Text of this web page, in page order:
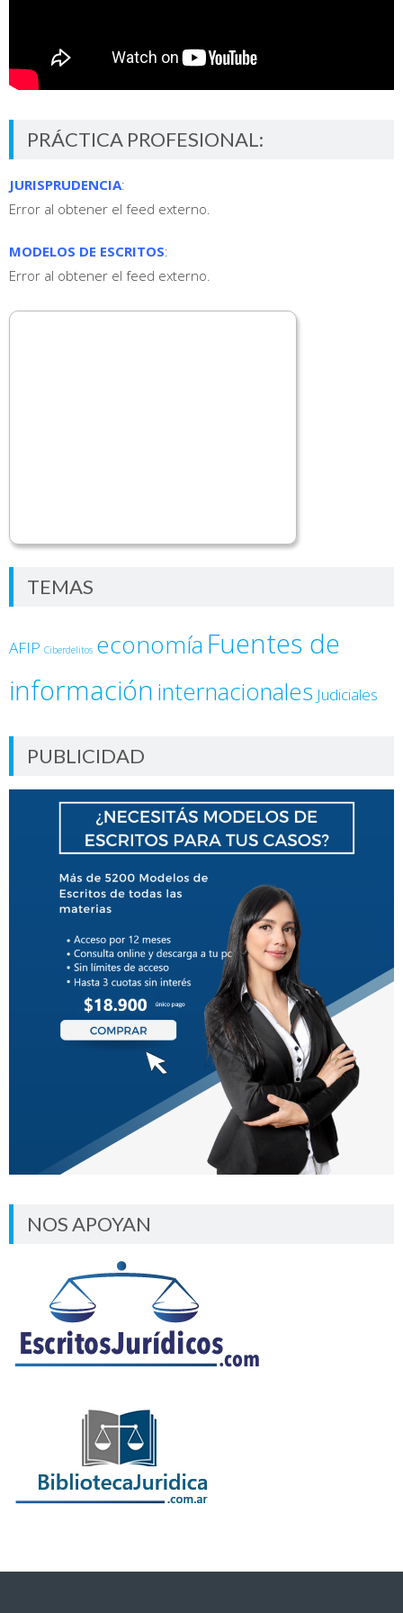
PRÁCTICA PROFESIONAL:
JURISPRUDENCIA:
Error al obtener el feed externo.
MODELOS DE ESCRITOS:
Error al obtener el feed externo.
TEMAS
AFIP Ciberdelitos economía Fuentes de
información internacionales Judiciales
PUBLICIDAD
NOS APOYAN